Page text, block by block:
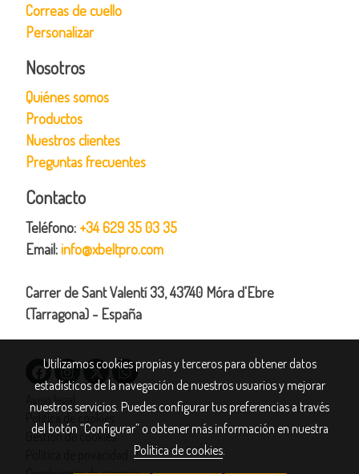
Correas de cuello
Personalizar
Nosotros
Quiénes somos
Productos
Nuestros clientes
Preguntas frecuentes
Contacto
Teléfono: +34 629 35 03 35
Email:info@xbeltpro.com
Carrer de Sant Valentí 33, 43740 Móra d'Ebre
(Tarragona) - España
Aviso legal
Gestión de cookies
Utilizamos cookies propias y terceros para obtener datos
estadísticos de la navegación de nuestros usuarios y mejorar
nuestros servicios. Puedes configurar tus preferencias a través
del botón “Configurar” o obtener más información en nuestra
Política de cookies.